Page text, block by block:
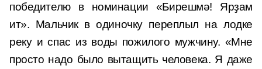
победителю в номинации «Бирешмә! Ярҙам
ит». Мальчик в одиночку переплыл на лодке
реку и спас из воды пожилого мужчину. «Мне
просто надо было вытащить человека. Я даже